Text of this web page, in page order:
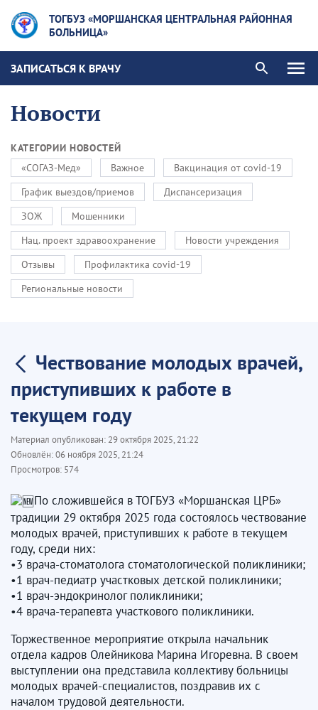
ТОГБУЗ «МОРШАНСКАЯ ЦЕНТРАЛЬНАЯ РАЙОННАЯ
БОЛЬНИЦА»
ЗАПИСАТЬСЯ К ВРАЧУ
Новости
КАТЕГОРИИ НОВОСТЕЙ
«СОГАЗ-Мед»
Важное
Вакцинация от covid-19
График выездов/приемов
Диспансеризация
ЗОЖ
Мошенники
Нац. проект здравоохранение
Новости учреждения
Отзывы
Профилактика covid-19
Региональные новости
Чествование молодых врачей,
приступивших к работе в
текущем году
Материал опубликован: 29 октября 2025, 21:22
Обновлён:06 ноября 2025, 21:24
Просмотров: 574
По сложившейся в ТОГБУЗ «Моршанская ЦРБ»
традиции 29 октября 2025 года состоялось чествование
молодых врачей, приступивших к работе в текущем
году, среди них:
•3 врача-стоматолога стоматологической поликлиники;
•1 врач-педиатр участковых детской поликлиники;
•1 врач-эндокринолог поликлиники;
•4 врача-терапевта участкового поликлиники.
Торжественное мероприятие открыла начальник
отдела кадров Олейникова Марина Игоревна. В своем
выступлении она представила коллективу больницы
молодых врачей-специалистов, поздравив их с
началом трудовой деятельности.